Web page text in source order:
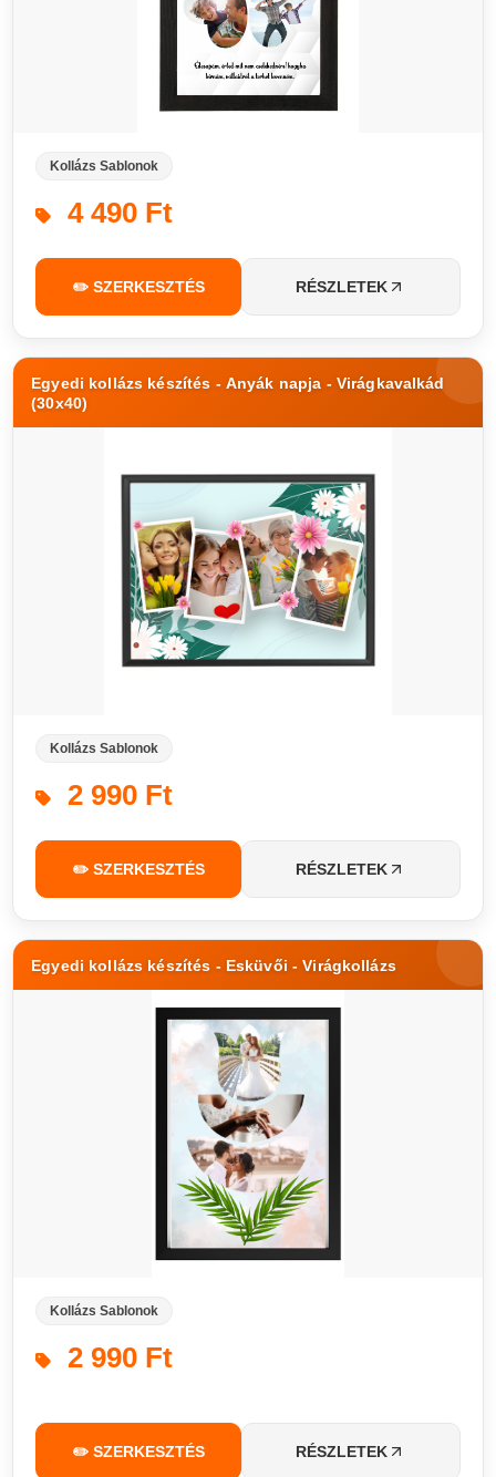
Kollázs Sablonok
4 490 Ft
✏️ SZERKESZTÉS RÉSZLETEK
Egyedi kollázs készítés - Anyák napja - Virágkavalkád
(30x40)
Kollázs Sablonok
2 990 Ft
✏️ SZERKESZTÉS RÉSZLETEK
Egyedi kollázs készítés - Esküvői - Virágkollázs
Kollázs Sablonok
2 990 Ft
✏️ SZERKESZTÉS RÉSZLETEK